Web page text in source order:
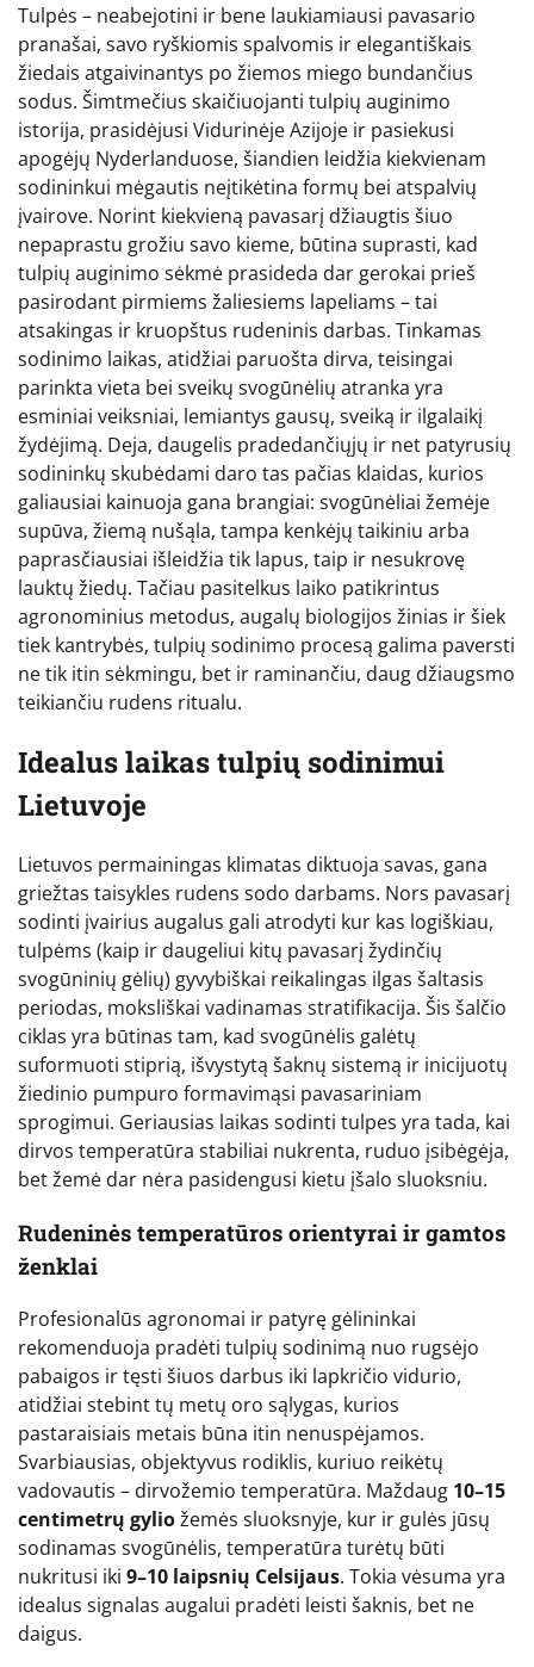
Tulpės – neabejotini ir bene laukiamiausi pavasario
pranašai, savo ryškiomis spalvomis ir elegantiškais
žiedais atgaivinantys po žiemos miego bundančius
sodus. Šimtmečius skaičiuojanti tulpių auginimo
istorija, prasidėjusi Vidurinėje Azijoje ir pasiekusi
apogėjų Nyderlanduose, šiandien leidžia kiekvienam
sodininkui mėgautis neįtikėtina formų bei atspalvių
įvairove. Norint kiekvieną pavasarį džiaugtis šiuo
nepaprastu grožiu savo kieme, būtina suprasti, kad
tulpių auginimo sėkmė prasideda dar gerokai prieš
pasirodant pirmiems žaliesiems lapeliams – tai
atsakingas ir kruopštus rudeninis darbas. Tinkamas
sodinimo laikas, atidžiai paruošta dirva, teisingai
parinkta vieta bei sveikų svogūnėlių atranka yra
esminiai veiksniai, lemiantys gausų, sveiką ir ilgalaikį
žydėjimą. Deja, daugelis pradedančiųjų ir net patyrusių
sodininkų skubėdami daro tas pačias klaidas, kurios
galiausiai kainuoja gana brangiai: svogūnėliai žemėje
supūva, žiemą nušąla, tampa kenkėjų taikiniu arba
paprasčiausiai išleidžia tik lapus, taip ir nesukrovę
lauktų žiedų. Tačiau pasitelkus laiko patikrintus
agronominius metodus, augalų biologijos žinias ir šiek
tiek kantrybės, tulpių sodinimo procesą galima paversti
ne tik itin sėkmingu, bet ir raminančiu, daug džiaugsmo
teikiančiu rudens ritualu.
Idealus laikas tulpių sodinimui
Lietuvoje
Lietuvos permainingas klimatas diktuoja savas, gana
griežtas taisykles rudens sodo darbams. Nors pavasarį
sodinti įvairius augalus gali atrodyti kur kas logiškiau,
tulpėms (kaip ir daugeliui kitų pavasarį žydinčių
svogūninių gėlių) gyvybiškai reikalingas ilgas šaltasis
periodas, moksliškai vadinamas stratifikacija. Šis šalčio
ciklas yra būtinas tam, kad svogūnėlis galėtų
suformuoti stiprią, išvystytą šaknų sistemą ir inicijuotų
žiedinio pumpuro formavimąsi pavasariniam
sprogimui. Geriausias laikas sodinti tulpes yra tada, kai
dirvos temperatūra stabiliai nukrenta, ruduo įsibėgėja,
bet žemė dar nėra pasidengusi kietu įšalo sluoksniu.
Rudeninės temperatūros orientyrai ir gamtos
ženklai
Profesionalūs agronomai ir patyrę gėlininkai
rekomenduoja pradėti tulpių sodinimą nuo rugsėjo
pabaigos ir tęsti šiuos darbus iki lapkričio vidurio,
atidžiai stebint tų metų oro sąlygas, kurios
pastaraisiais metais būna itin nenuspėjamos.
Svarbiausias, objektyvus rodiklis, kuriuo reikėtų
vadovautis – dirvožemio temperatūra. Maždaug 10–15
centimetrų gyliožemės sluoksnyje, kur ir gulės jūsų
sodinamas svogūnėlis, temperatūra turėtų būti
nukritusi iki 9–10 laipsnių Celsijaus. Tokia vėsuma yra
idealus signalas augalui pradėti leisti šaknis, bet ne
daigus.